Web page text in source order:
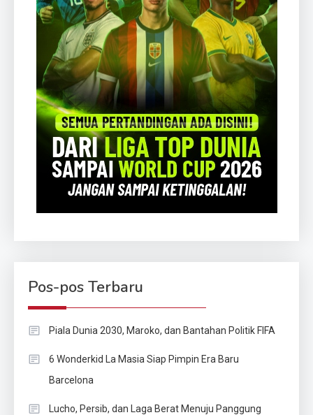
Pos-pos Terbaru
Piala Dunia 2030, Maroko, dan Bantahan Politik FIFA
6 Wonderkid La Masia Siap Pimpin Era Baru
Barcelona
Lucho, Persib, dan Laga Berat Menuju Panggung